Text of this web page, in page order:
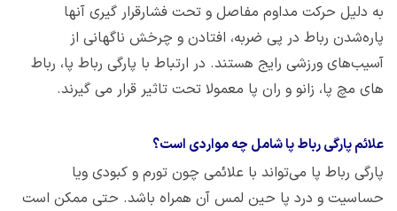
به دلیل حرکت مداوم مفاصل و تحت فشارقرار گیری آنها
پاره‌شدن رباط در پی ضربه، افتادن و چرخش ناگهانی از
آسیب‌های ورزشی رایج هستند. در ارتباط با پارگی رباط پا، رباط
های مچ پا، زانو و ران پا معمولا تحت تاثیر قرار می گیرند.
علائم پارگی رباط پا شامل چه مواردی است؟
پارگی رباط پا می‌تواند با علائمی چون تورم و کبودی ویا
حساسیت و درد پا حین لمس آن همراه باشد. حتی ممکن است